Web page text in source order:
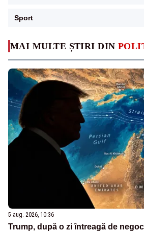
MAI MULTE ȘTIRI DIN
5 aug. 2026, 10:36
Trump, după o zi întreagă de
Sport